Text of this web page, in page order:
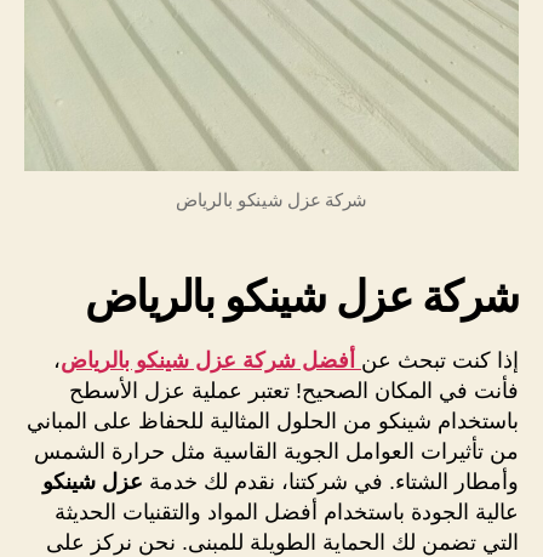
شركة عزل شينكو بالرياض
شركة عزل شينكو بالرياض
إذا كنت تبحث عن أفضل شركة عزل شينكو بالرياض،
فأنت في المكان الصحيح! تعتبر عملية عزل الأسطح
باستخدام شينكو من الحلول المثالية للحفاظ على المباني
من تأثيرات العوامل الجوية القاسية مثل حرارة الشمس
وأمطار الشتاء. في شركتنا، نقدم لك خدمة عزل شينكو
عالية الجودة باستخدام أفضل المواد والتقنيات الحديثة
التي تضمن لك الحماية الطويلة للمبنى. نحن نركز على